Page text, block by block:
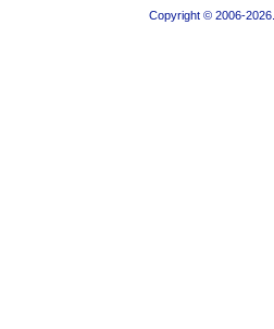
Copyright © 2006-